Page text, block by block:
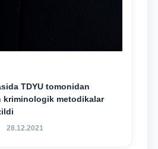
TDYU tomonidan
kriminologik metodikalar
28.12.2021